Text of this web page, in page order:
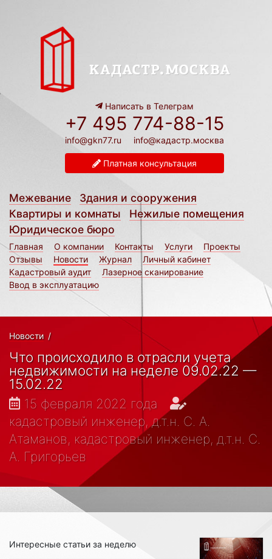
Написать в Телеграм
+7 495 774-88-15
info@gkn77.ru info@кадастр.москва
Платная консультация
Межевание
Здания и сооружения
Квартиры и комнаты
Нежилые помещения
Юридическое бюро
Главная О компании Контакты Услуги
Проекты
Отзывы
Новости Журнал
Личный кабинет
Кадастровый аудит
Лазерное сканирование
Ввод в эксплуатацию
Новости /
Что происходило в отрасли учета
недвижимости на неделе 09.02.22 —
15.02.22
15 февраля 2022 года
кадастровый инженер, д.т.н. С. А.
Атаманов, кадастровый инженер, д.т.н. С.
А. Григорьев
Интересные статьи за неделю